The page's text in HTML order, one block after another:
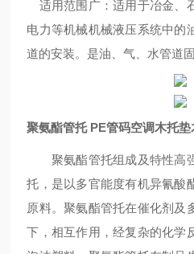
适用范围广：适用于冶金、
电力等机械机械液压系统中的
道的安装。是油、气、水管道
聚氨酯管托 PE管码空调木托垫
聚氨酯管托组成及特性高
托，是以多官能度有机异氰酸
原料。聚氨酯管托在催化剂及
下，相互作用，经复杂的化学